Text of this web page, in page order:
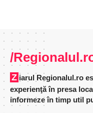
/
Ziarul Regionalul.ro este produsul unei echipe cu
experienţă în presa
informeze în timp util